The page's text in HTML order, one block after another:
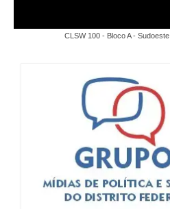
CLSW 100 - Bloco A - Sudoeste